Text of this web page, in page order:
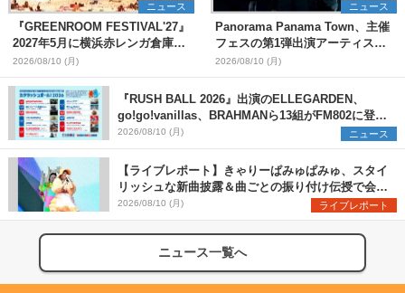
ニュース
『GREENROOM FESTIVAL'27』
2027年5月に横浜赤レンガ倉庫、
神戸メリケンパークで開催決定
2026/08/10 (月)
ニュース
Panorama Panama Town、主催
フェスの第1弾出演アーティスト
として愛はズボーン、夜の本気ダ
ンスらを発表 「plus∈you」の
MVも公開に
2026/08/10 (月)
『RUSH BALL 2026』出演のELLEGARDEN、
go!go!vanillas、BRAHMANら13組がFM802に登
場、他出演アーティストの“渾身の1曲”をセレクト
2026/08/10 (月) ニュース
【ライブレポート】きゃりーぱみゅぱみゅ、スタイ
リッシュな新曲披露＆曲ごとの振り付け伝授で会場
を盛り上げまくる！＜LuckyFes’26＞
2026/08/10 (月) ライブレポート
ニュース一覧へ